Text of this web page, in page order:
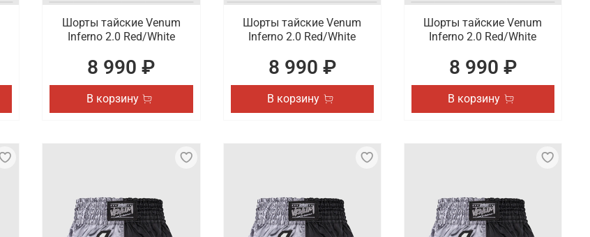
Шорты тайские Venum
Inferno 2.0 Red/White
8 990 ₽
В корзину
Шорты тайские Venum
Inferno 2.0 Red/White
8 990 ₽
В корзину
Шорты тайские Venum
Inferno 2.0 Red/White
8 990 ₽
В корзину